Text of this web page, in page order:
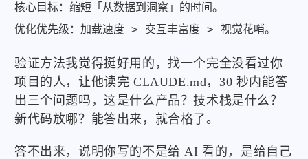
核心目标：缩短「从数据到洞察」的时间。
优化优先级：加载速度 > 交互丰富度 > 视觉花哨。
验证方法我觉得挺好用的，找一个完全没看过你
项目的人，让他读完 CLAUDE.md，30 秒内能答
出三个问题吗，这是什么产品？技术栈是什么？
新代码放哪？能答出来，就合格了。
答不出来，说明你写的不是给 AI 看的，是给自己